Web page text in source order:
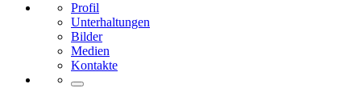
Profil
Unterhaltungen
Bilder
Medien
Kontakte